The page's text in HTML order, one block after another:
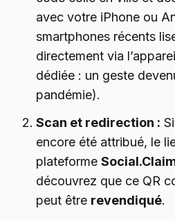
avec votre iPhone ou
smartphones récents
directement via
dédiée : un geste
pandémie).
Scan et redirection :
encore été attribué, le
plateforme
découvrez que ce QR
peut être revendiqué.